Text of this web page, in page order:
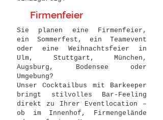
Firmenfeier
Sie planen eine Firmenfeier,
ein Sommerfest, ein Teamevent
oder eine Weihnachtsfeier in
Ulm, Stuttgart, München,
Augsburg, Bodensee oder
Umgebung?
Unser Cocktailbus mit Barkeeper
bringt stilvolles Bar-Feeling
direkt zu Ihrer Eventlocation –
ob im Innenhof, Firmengelände